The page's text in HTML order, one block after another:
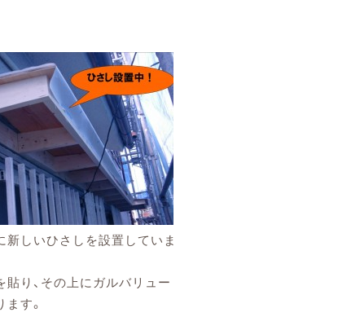
新しいひさしを設置していま
貼り、その上にガルバリュー
す。